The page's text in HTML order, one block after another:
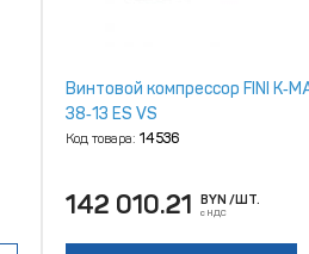
Винтовой компрессор FINI
38‑13 ES VS
Код товара: 14536
142 010.21 BYN /ШТ.
с НДС